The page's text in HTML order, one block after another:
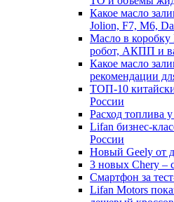
Какое масло
Jolion, F7, M6,
Масло в коробку
робот, АКПП и
Какое масло
рекомендации
ТОП-10
России
Расход топлива
Lifan бизнес-
России
Новый Geely от
3 новых Chery –
Смартфон за
Lifan Motors